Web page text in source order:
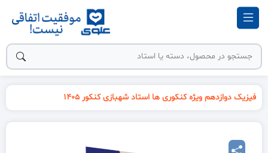
فیزیک دوازدهم ویژه کنکوری ها استاد شهبازی کنکور 1405